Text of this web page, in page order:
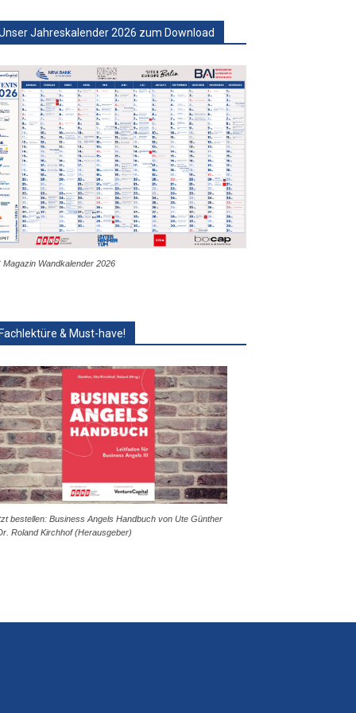
Jahreskalender 2026 zum Download
Magazin Wandkalender 2026
& Must-have!
bestellen: Business Angels Handbuch von Ute Günther
Roland Kirchhof (Herausgeber)